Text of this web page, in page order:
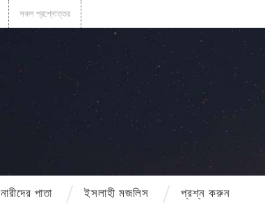
সকল প্রশ্নোত্তর
নারীদের পাতা ইসলাহী মজলিস প্রশ্ন করুন